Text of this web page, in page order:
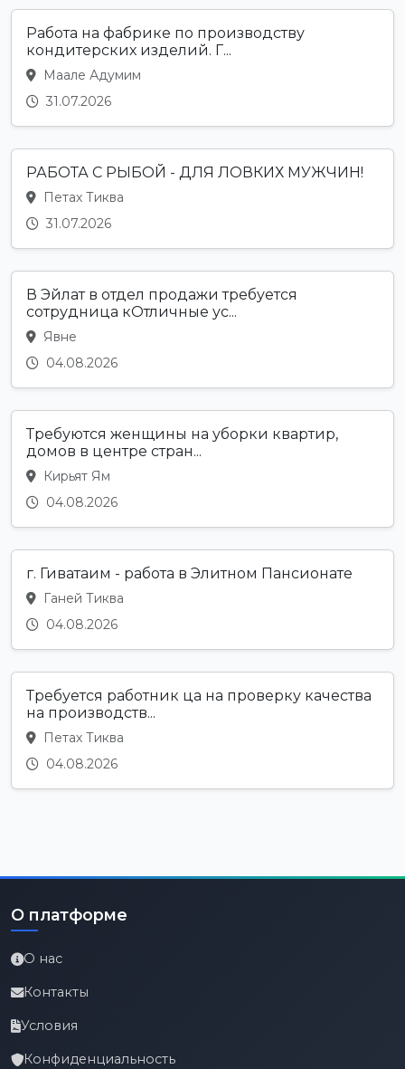
Работа на фабрике по производству
кондитерских изделий. Г...
Маале Адумим
31.07.2026
РАБОТА С РЫБОЙ - ДЛЯ ЛОВКИХ МУЖЧИН!
Петах Тиква
31.07.2026
В Эйлат в отдел продажи требуется
сотрудница кОтличные ус...
Явне
04.08.2026
Требуются женщины на уборки квартир,
домов в центре стран...
Кирьят Ям
04.08.2026
г. Гиватаим - работа в Элитном Пансионате
Ганей Тиква
04.08.2026
Требуется работник ца на проверку качества
на производств...
Петах Тиква
04.08.2026
О платформе
О нас
Контакты
Условия
Конфиденциальность